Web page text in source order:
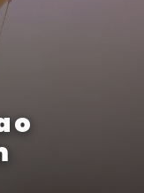
o